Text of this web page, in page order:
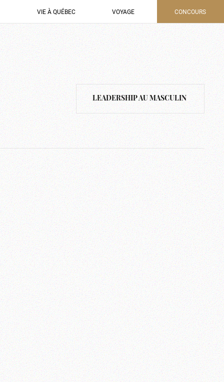
VIE À QUÉBEC VOYAGE CONCOURS
LEADERSHIP AU MASCULIN